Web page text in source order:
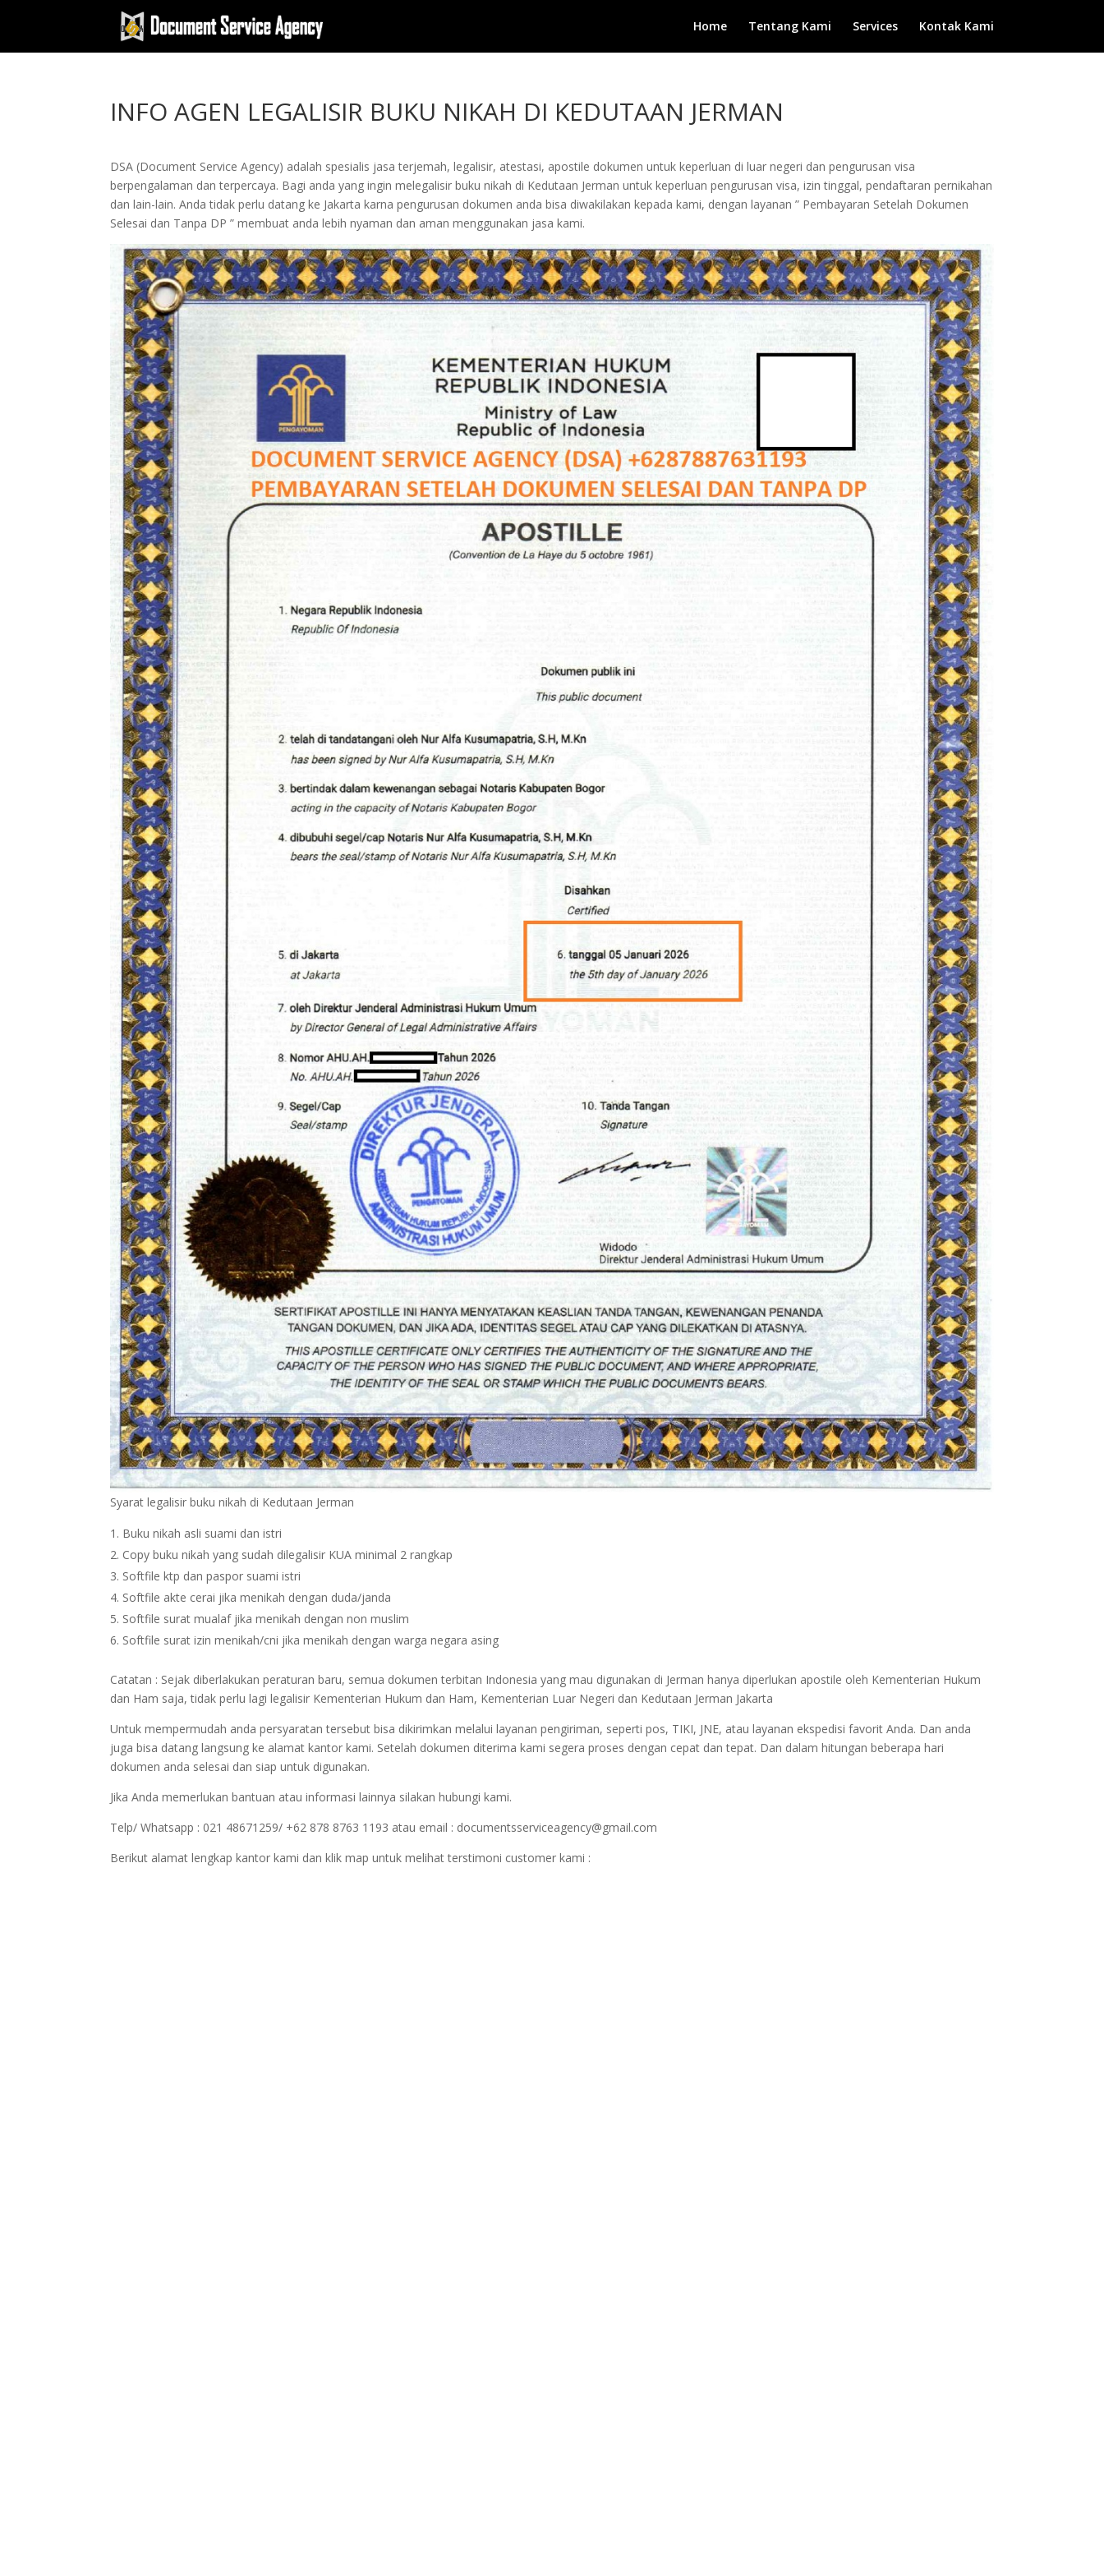
Home Tentang Kami Services Kontak Kami
INFO AGEN LEGALISIR BUKU NIKAH DI KEDUTAAN JERMAN
DSA (Document Service Agency) adalah spesialis jasa terjemah, legalisir, atestasi, apostile dokumen untuk keperluan di luar negeri dan pengurusan visa
berpengalaman dan terpercaya. Bagi anda yang ingin melegalisir buku nikah di Kedutaan Jerman untuk keperluan pengurusan visa, izin tinggal, pendaftaran pernikahan
dan lain-lain. Anda tidak perlu datang ke Jakarta karna pengurusan dokumen anda bisa diwakilakan kepada kami, dengan layanan ” Pembayaran Setelah Dokumen
Selesai dan Tanpa DP ” membuat anda lebih nyaman dan aman menggunakan jasa kami.
Syarat legalisir buku nikah di Kedutaan Jerman
Buku nikah asli suami dan istri
Copy buku nikah yang sudah dilegalisir KUA minimal 2 rangkap
Softfile ktp dan paspor suami istri
Softfile akte cerai jika menikah dengan duda/janda
Softfile surat mualaf jika menikah dengan non muslim
Softfile surat izin menikah/cni jika menikah dengan warga negara asing
Catatan : Sejak diberlakukan peraturan baru, semua dokumen terbitan Indonesia yang mau digunakan di Jerman hanya diperlukan apostile oleh Kementerian Hukum
dan Ham saja, tidak perlu lagi legalisir Kementerian Hukum dan Ham, Kementerian Luar Negeri dan Kedutaan Jerman Jakarta
Untuk mempermudah anda persyaratan tersebut bisa dikirimkan melalui layanan pengiriman, seperti pos, TIKI, JNE, atau layanan ekspedisi favorit Anda. Dan anda
juga bisa datang langsung ke alamat kantor kami. Setelah dokumen diterima kami segera proses dengan cepat dan tepat. Dan dalam hitungan beberapa hari
dokumen anda selesai dan siap untuk digunakan.
Jika Anda memerlukan bantuan atau informasi lainnya silakan hubungi kami.
Telp/ Whatsapp : 021 48671259/ +62 878 8763 1193 atau email : documentsserviceagency@gmail.com
Berikut alamat lengkap kantor kami dan klik map untuk melihat terstimoni customer kami :